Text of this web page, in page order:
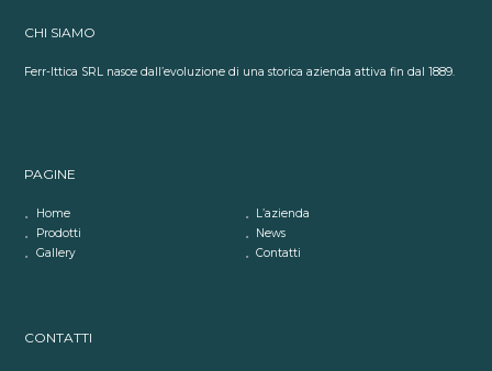
CHI SIAMO
Ferr-Ittica SRL nasce dall’evoluzione di una storica azienda attiva fin dal 1889.
PAGINE
Home
L’azienda
Prodotti
News
Gallery
Contatti
CONTATTI